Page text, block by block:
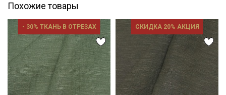
Похожие товары
- 30% ТКАНЬ В ОТРЕЗАХ СКИДКА 20% АКЦИЯ